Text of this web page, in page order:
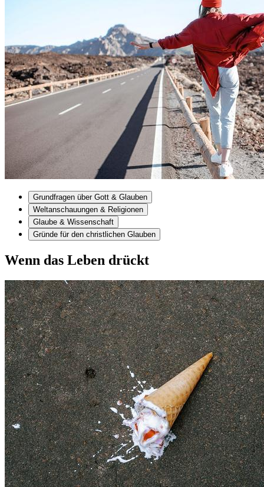
Grundfragen über Gott & Glauben
Weltanschauungen & Religionen
Glaube & Wissenschaft
Gründe für den christlichen Glauben
Wenn das Leben drückt